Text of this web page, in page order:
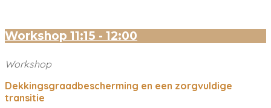
Workshop 11:15 - 12:00
Workshop
Dekkingsgraadbescherming en een zorgvuldige
transitie